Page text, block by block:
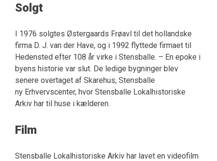
Solgt
I 1976 solgtes Østergaards Frøavl til det hollandske
firma D. J. van der Have, og i 1992 flyttede firmaet til
Hedensted efter 108 år virke i Stensballe. – En epoke i
byens historie var slut. De ledige bygninger blev
senere overtaget af Skarehus, Stensballe
ny Erhvervscenter, hvor Stensballe Lokalhistoriske
Arkiv har til huse i kælderen.
Film
Stensballe Lokalhistoriske Arkiv har lavet en videofilm